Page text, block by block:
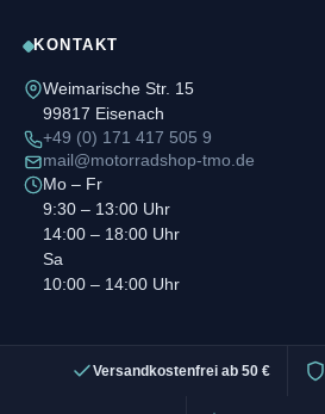
KONTAKT
Weimarische Str. 15
99817 Eisenach
+49 (0) 171 417 505 9
mail@motorradshop-tmo.de
Mo – Fr
9:30 – 13:00 Uhr
14:00 – 18:00 Uhr
Sa
10:00 – 14:00 Uhr
Versandkostenfrei ab 50 €